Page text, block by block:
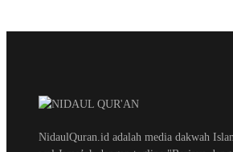
NidaulQuran.id adalah media dakwah